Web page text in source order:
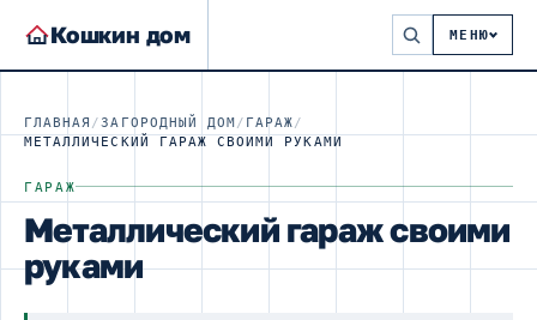
Кошкин дом МЕНЮ
ГЛАВНАЯ /ЗАГОРОДНЫЙ ДОМ / ГАРАЖ /
МЕТАЛЛИЧЕСКИЙ ГАРАЖ СВОИМИ РУКАМИ
ГАРАЖ
Металлический гараж своими
руками